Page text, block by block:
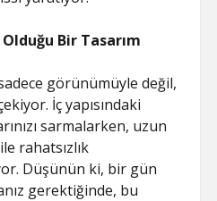
Bir Tasarım
görünümüyle değil,
İç yapısındaki
sarmalarken, uzun
rahatsızlık
Düşünün ki, bir gün
gerektiğinde, bu